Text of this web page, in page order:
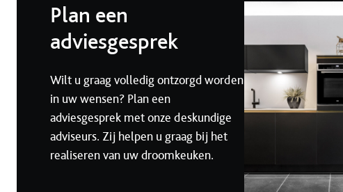
Plan een
adviesgesprek
Wilt u graag volledig ontzorgd worden
in uw wensen? Plan een
adviesgesprek met onze deskundige
adviseurs. Zij helpen u graag bij het
realiseren van uw droomkeuken.